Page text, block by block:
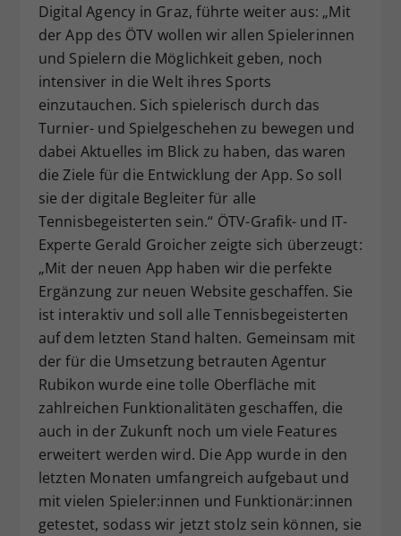
Digital Agency in Graz, führte weiter aus: „Mit
der App des ÖTV wollen wir allen Spielerinnen
und Spielern die Möglichkeit geben, noch
intensiver in die Welt ihres Sports
einzutauchen. Sich spielerisch durch das
Turnier- und Spielgeschehen zu bewegen und
dabei Aktuelles im Blick zu haben, das waren
die Ziele für die Entwicklung der App. So soll
sie der digitale Begleiter für alle
Tennisbegeisterten sein.“ ÖTV-Grafik- und IT-
Experte Gerald Groicher zeigte sich überzeugt:
„Mit der neuen App haben wir die perfekte
Ergänzung zur neuen Website geschaffen. Sie
ist interaktiv und soll alle Tennisbegeisterten
auf dem letzten Stand halten. Gemeinsam mit
der für die Umsetzung betrauten Agentur
Rubikon wurde eine tolle Oberfläche mit
zahlreichen Funktionalitäten geschaffen, die
auch in der Zukunft noch um viele Features
erweitert werden wird. Die App wurde in den
letzten Monaten umfangreich aufgebaut und
mit vielen Spieler:innen und Funktionär:innen
getestet, sodass wir jetzt stolz sein können, sie